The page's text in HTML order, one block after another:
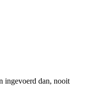
ingevoerd dan, nooit